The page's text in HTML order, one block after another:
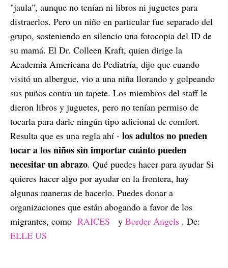
"jaula", aunque no tenían ni libros ni juguetes para
distraerlos. Pero un niño en particular fue separado del
grupo, sosteniendo en silencio una fotocopia del ID de
su mamá. El Dr. Colleen Kraft, quien dirige la
Academia Americana de Pediatría, dijo que cuando
visitó un albergue, vio a una niña llorando y golpeando
sus puños contra un tapete. Los miembros del staff le
dieron libros y juguetes, pero no tenían permiso de
tocarla para darle ningún tipo adicional de comfort.
Resulta que es una regla ahí - los adultos no pueden
tocar a los niños sin importar cuánto pueden
necesitar un abrazo. Qué puedes hacer para ayudar Si
quieres hacer algo por ayudar en la frontera, hay
algunas maneras de hacerlo. Puedes donar a
organizaciones que están abogando a favor de los
migrantes, como RAICES y Border Angels . De:
ELLE US